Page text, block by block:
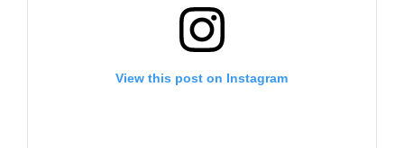
View this post on Instagram